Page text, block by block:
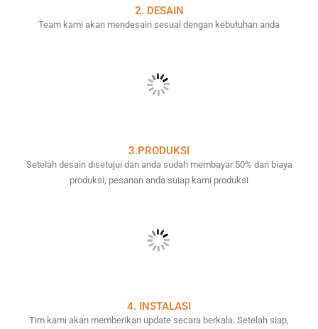
2. DESAIN
Team kami akan mendesain sesuai dengan kebutuhan anda
3.PRODUKSI
Setelah desain disetujui dan anda sudah membayar 50% dari biaya
produksi, pesanan anda suiap kami produksi
4. INSTALASI
Tim kami akan memberikan update secara berkala. Setelah siap,